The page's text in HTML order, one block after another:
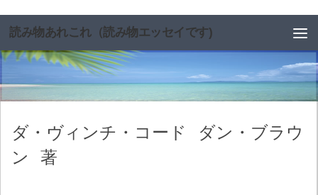
読み物あれこれ（読み物エッセイです)
ダ・ヴィンチ・コード
ダン・ブラウ
ン
著